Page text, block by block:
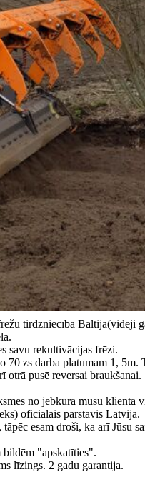
tirdzniecībā Baltijā(vidēji
savu rekultivācijas frēzi.
70 zs darba platumam 1,
otrā pusē reversai braukšanai.
no jebkura mūsu klienta
oficiālais pārstāvis Latvijā.
esam droši, ka arī Jūsu
bildēm "apskatīties".
līzings. 2 gadu garantija.